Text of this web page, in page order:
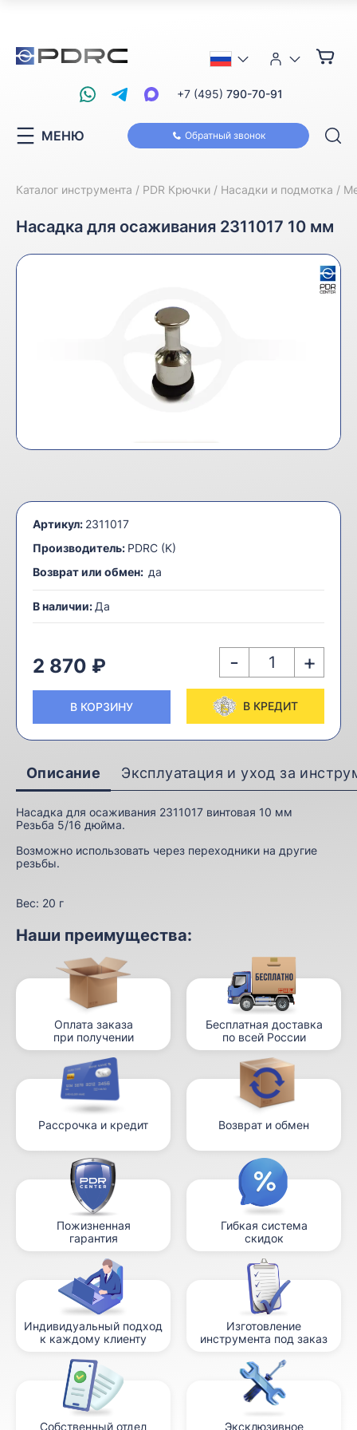
Обратный звонок
+7 (495) 790-70-91
МЕНЮ
Каталог инструмента PDR Крючки Насадки и подмотка
Насадка для осаживания 2311017 10 мм
Артикул: 2311017
Производитель: PDRC (K)
Возврат или обмен: да
В наличии: Да
2 870 ₽ - +
В КОРЗИНУ В КРЕДИТ
Описание Эксплуатация и уход за
Насадка для осаживания 2311017 винтовая 10 мм
Резьба 5/16 дюйма.
Возможно использовать через переходники на другие
резьбы.
Вес: 20 г
Наши преимущества:
Оплата заказа
при получении
Бесплатная доставка
по всей России
Рассрочка и кредит Возврат и обмен
Пожизненная
гарантия
Гибкая система
скидок
Индивидуальный подход
к каждому клиенту
Изготовление
инструмента под заказ
Собственный отдел Эксклюзивное